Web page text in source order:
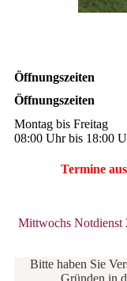
Öffnungszeiten
Öffnungszeiten
Montag bis Freitag
08:00 Uhr bis 18:00
Termine
Mittwochs Notdienst
Bitte haben Sie
Gründen in